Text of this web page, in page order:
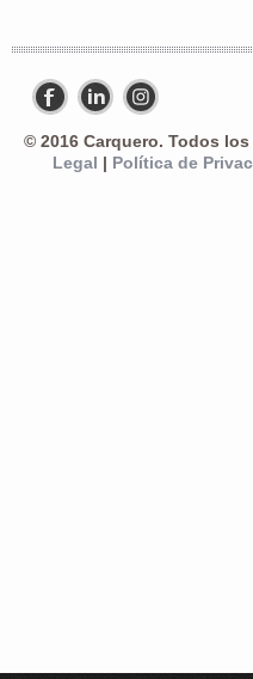
© 2016 Carquero. Todos
Legal | Política de